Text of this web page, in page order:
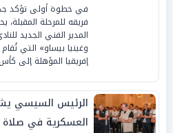
في خطوة أولى تؤكد
فريقه للمرحلة
المدير الفني الجديد
وغينيا بيساو» التي
إفريقيا المؤهلة إلى كأس
الرئيس السيسي
العسكرية في صلاة